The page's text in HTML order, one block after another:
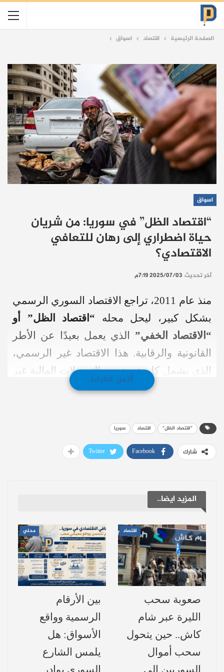
الصفحة الرئيسية اقتصاد اسواق
اسواق
“اقتصاد الظل” في سوريا: من شريان
حياة اضطراري إلى رهان للتعافي
الاقتصادي؟
آخر تحديث 2025/07/03 7:19م
منذ عام 2011، تراجع الاقتصاد السوري الرسمي
بشكل كبير، ليحل محله “اقتصاد الظل” أو
“الاقتصاد الخفي” الذي يعمل بعيدًا عن الأطر
القانونية والرقابية. هذا الاقتصاد غير الرسمي،
الذي يشمل كل شيء من التحويلات المالية غير
الرسمية إلى التجارة بدون تراخيص وتوظيف
للسوريين في ظل تراجع قدرة الدولة على
كبير: هل يمكن لهذا الاقتصاد الموازي، الذي
عقد، أن يتحول إلى قوة دافعة للتعافي
الاقتصادي؟
لماذا ازدهر “اقتصاد الظل”؟
يزداد “اقتصاد الظل” فعالية مع تفاقم الفوضى
الاقتصادية، وتراجع هيبة الدولة، وزيادة الفجوة
بين الإنتاج المحلي والطلب الكلي، وانتشار
التهريب. كما أن تحويل المناصب الحكومية
أكمل القراءة
"اقتصاد الظل" اقتصاد سوريا
شارك Facebook
Twitter
المزيد ايضا..
اقتصاد
صعوبة سحب
الليرة عبر شام
كاش.. حين يتحول
سحب أموال
محلي
بين الأرقام
الرسمية وواقع
الأسواق: هل
يلمس الشارع